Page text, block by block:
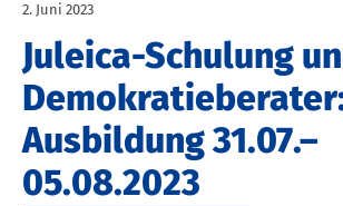
2. Juni 2023
Juleica-Schulung
Ausbildung 31.07.–
05.08.2023